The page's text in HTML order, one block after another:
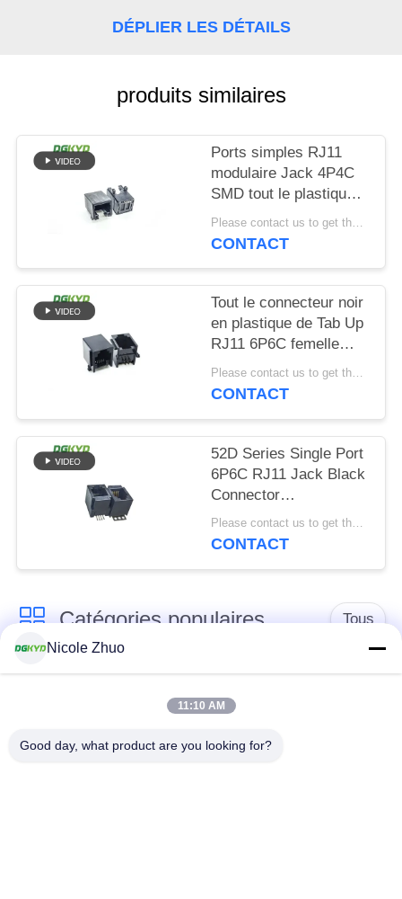
DEMANDEZ
SITEMAP
POLITIQUE
DE
PROTECTION
PRIVÉE
DÉPLIER LES DÉTAILS
produits similaires
Ports simples RJ11
modulaire Jack 4P4C
SMD tout le plastique
sans lumière
Please contact us to get the latest price. MOQ:Négociation
CONTACT
Tout le connecteur noir
en plastique de Tab Up
RJ11 6P6C femelle
sans filtre
Please contact us to get the latest price. MOQ:Négociation
CONTACT
52D Series Single Port
6P6C RJ11 Jack Black
Connector
Please contact us to get the latest price. MOQ:Négociation
CONTACT
Catégories populaires Tous
connecteur de
connecteur protégé
par rj45
Connecteurs
Nicole Zhuo
11:10 AM
Good day, what product are you looking for?